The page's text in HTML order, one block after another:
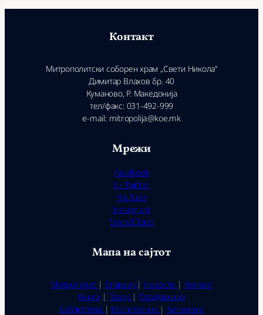
Контакт
Митрополитски соборен храм „Свети Никола“
Димитар Влахов бр. 40
Куманово, Р. Македонија
тел/факс: 031-492-999
e-mail: mitropolija@koe.mk
Мрежи
Facebook
X / Twitter
YouTube
Instagram
SoundCloud
Мапа на сајтот
Митрополит | Епархија| Новости | Контакт
Книги | Тавор | Продавница
Библиотека | Молитвеник | Катихизис